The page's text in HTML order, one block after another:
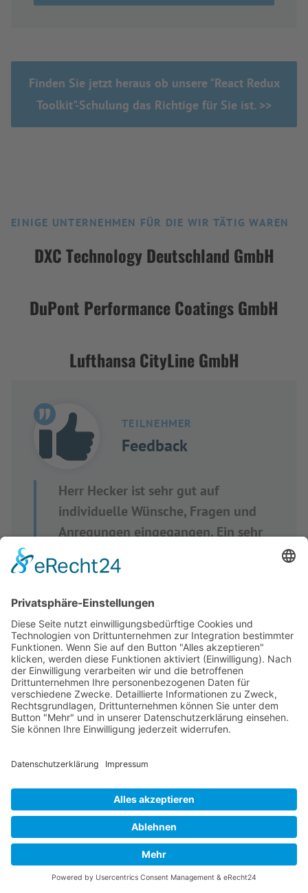
Finden Sie jetzt heraus ob unsere "React Redux
Toolkit"-Schulung das Richtige für Sie ist. >>
EINIGE UNTERNEHMEN FÜR DIE WIR TÄTIG WAREN
DXC Technology Deutschland GmbH
DuPont Performance Coatings GmbH
Lufthansa CityLine GmbH
TEILNEHMER
Feedback
Herr Hecker ist sehr gut auf
individuelle Wünsche, Fragen und
Anregungen eingegangen. Ein sehr
gelungene Veranstaltung.
TEILNEHMER
Feedback
Herr Hecker hat das Thema sehr
anschaulich dargestellt und ist auf
alle Fragen eingegangen. Ich fühle
durchzustarten.
TEILNEHMER